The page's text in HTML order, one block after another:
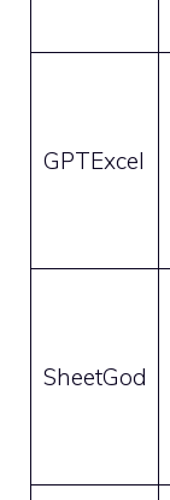
GPTExcel
SheetGod